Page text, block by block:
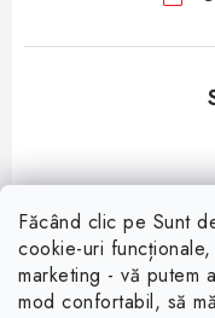
Făcând clic pe Sunt
cookie-uri
marketing - vă putem
mod confortabil, să
Informații pentru tine